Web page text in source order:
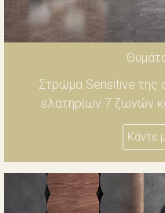
Στρώμα Sensitive της
ελατηρίων 7 ζωνών
Κάντε